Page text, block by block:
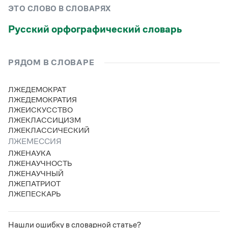
Словари русского языка как государственного
для школьников
Письмовник
Справочник по пунктуации
Словарь-справочник трудностей
Справочник по фразеологии
Азбучные истины
Словарь-справочник непростые слова
Все справочники портала
Новости и события
Словарь русских имён
Словарь методических терминов
(1956)
ЭТО СЛОВО В СЛОВАРЯХ
Русский орфографический словарь
РЯДОМ В СЛОВАРЕ
ЛЖЕДЕМОКРАТ
ЛЖЕДЕМОКРАТИЯ
ЛЖЕИСКУССТВО
ЛЖЕКЛАССИЦИЗМ
ЛЖЕКЛАССИЧЕСКИЙ
ЛЖЕМЕССИЯ
ЛЖЕНАУКА
ЛЖЕНАУЧНОСТЬ
ЛЖЕНАУЧНЫЙ
ЛЖЕПАТРИОТ
ЛЖЕПЕСКАРЬ
Нашли ошибку в словарной статье?